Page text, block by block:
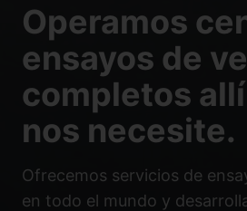
Operamos
ensayos de
completos
nos necesite.
Ofrecemos servicios de
en todo el mundo y